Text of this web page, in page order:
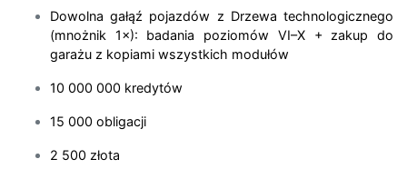
Dowolna gałąź pojazdów z Drzewa technologicznego
(mnożnik 1×): badania poziomów VI–X + zakup do
garażu z kopiami wszystkich modułów
10 000 000 kredytów
15 000 obligacji
2 500 złota